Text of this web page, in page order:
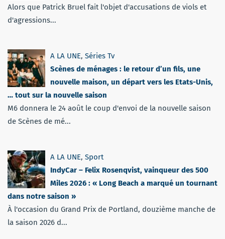
Alors que Patrick Bruel fait l'objet d'accusations de viols et
d'agressions...
A LA UNE, Séries Tv
Scènes de ménages : le retour d’un fils, une
nouvelle maison, un départ vers les Etats-Unis,
… tout sur la nouvelle saison
M6 donnera le 24 août le coup d'envoi de la nouvelle saison
de Scènes de mé...
A LA UNE, Sport
IndyCar – Felix Rosenqvist, vainqueur des 500
Miles 2026 : « Long Beach a marqué un tournant
dans notre saison »
À l'occasion du Grand Prix de Portland, douzième manche de
la saison 2026 d...